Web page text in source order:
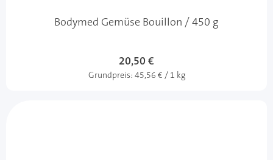
Bodymed Gemüse Bouillon / 450 g
20,50 €
Grundpreis: 45,56 € / 1 kg